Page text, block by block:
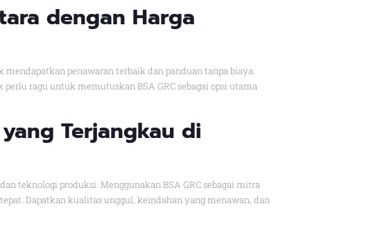
dengan Harga
penawaran terbaik dan panduan tanpa biaya.
ragu untuk memutuskan BSA GRC sebagai opsi utama
Terjangkau di
teknologi produksi. Menggunakan BSA GRC sebagai mitra
Dapatkan kualitas unggul, keindahan yang menawan, dan